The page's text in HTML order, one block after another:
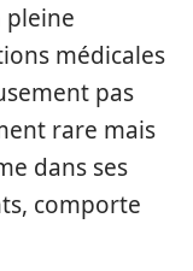
pleine
médicales
pas
rare mais
dans ses
comporte